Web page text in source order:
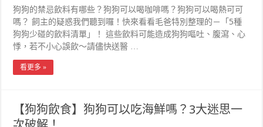
狗狗的禁忌飲料有哪些？狗狗可以喝咖啡嗎？狗狗可以喝熱可可
嗎？ 飼主的疑惑我們聽到囉！快來看看毛爸特別整理的－「5種
狗狗少碰的飲料清單」！ 這些飲料可能造成狗狗嘔吐、腹瀉、心
悸，若不小心誤飲～請儘快送醫 …
看更多 »
【狗狗飲食】狗狗可以吃海鮮嗎？3大迷思一